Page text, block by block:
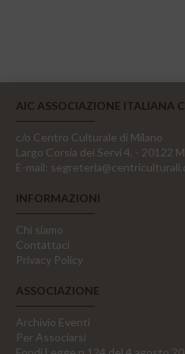
AIC ASSOCIAZIONE ITALIANA
c/o Centro Culturale di Milano
Largo Corsia dei Servi 4, - 20122
E-mail:
INFORMAZIONI
Chi siamo
Contattaci
Privacy Policy
ASSOCIAZIONE
Archivio Eventi
Per Associarsi